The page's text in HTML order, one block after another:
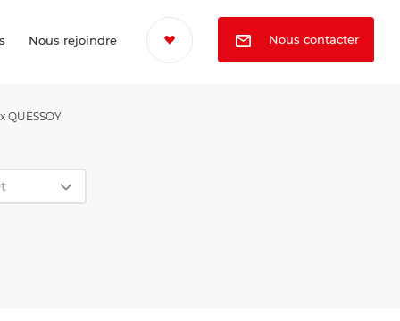
Nous rejoindre Nous contacter
QUESSOY